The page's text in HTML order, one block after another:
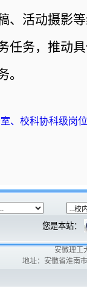
、活动摄影
任务，推动
。
、校科协科级岗
您是本站：
安徽理工
地址：安徽省淮南